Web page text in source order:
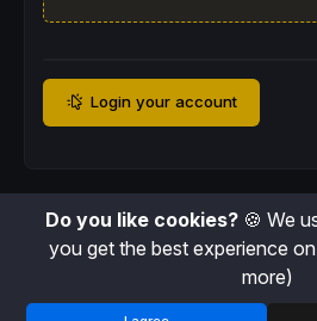
Login your account
Do you like cookies?🍪 We
you get the best experience
more)